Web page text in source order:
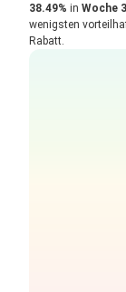
38.49% in Woche
wenigsten
Rabatt.